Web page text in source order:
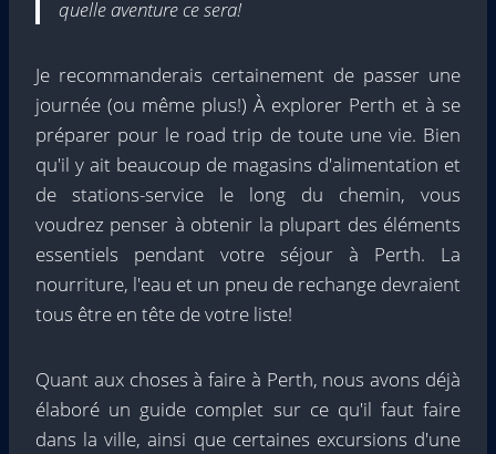
quelle aventure ce sera!
Je recommanderais certainement de passer une
journée (ou même plus!) À explorer Perth et à se
préparer pour le road trip de toute une vie. Bien
qu'il y ait beaucoup de magasins d'alimentation et
de stations-service le long du chemin, vous
voudrez penser à obtenir la plupart des éléments
essentiels pendant votre séjour à Perth. La
nourriture, l'eau et un pneu de rechange devraient
tous être en tête de votre liste!
Quant aux choses à faire à Perth, nous avons déjà
élaboré un guide complet sur ce qu'il faut faire
dans la ville, ainsi que certaines excursions d'une